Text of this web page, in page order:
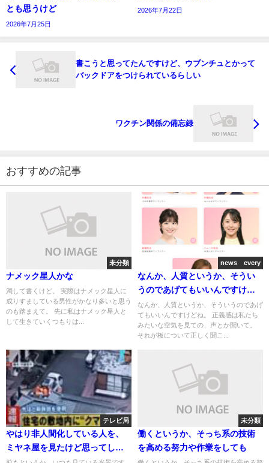
とも思うけど
2026年7月25日
2026年7月22日
書こうと思ってたんですけど、ウブンチュとかって
バックドアをつけられているらしい
ワクチン関係の備忘録
おすすめの記事
未分類
ナメック星人かな
濁して書くけど。 実際はナメック星人に
成りすましている男性がかなり多いと思う
のも踏まえて。 先に私はナメック星人と
して生きていくつもりは...
news every
なんか、人質というか、そうい
うのであげてもいいんですけど
ね。
なんか、人質というか、そういうのであげ
てもいいんですけどね。 正義感は私たち
みたいな空気を見ての、声とか聞いて。
それが板について正しく聞こ...
テレビ局
やはり非人間化している人を、
ミヤネ屋を見たけど思ってしま
未分類
働くというか、そっち系の技術
を高める努力や作業をしても